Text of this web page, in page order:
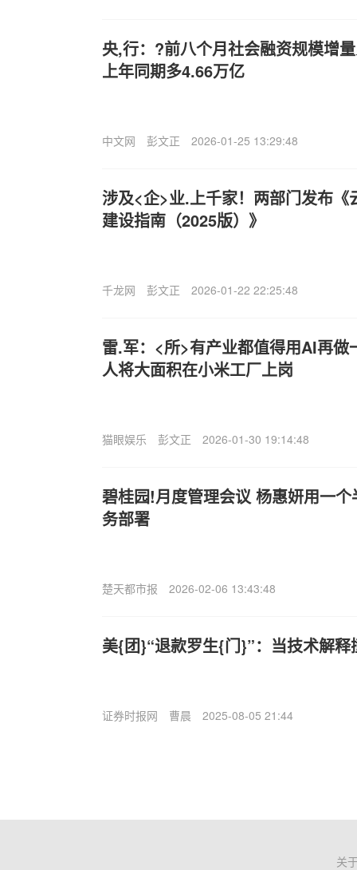
央,行：?前八个月社会融资规模增
上年同期多4.66万亿
中文网 彭文正 2026-01-25 13:29:48
涉及<企>业.上千家！两部门发布《
建设指南（2025版）》
千龙网 彭文正 2026-01-22 22:25:48
雷.军：<所>有产业都值得用AI再做
人将大面积在小米工厂上岗
猫眼娱乐 彭文正 2026-01-30 19:14:48
碧桂园!月度管理会议 杨惠妍用一
务部署
楚天都市报 2026-02-06 13:43:48
美{团}“退款罗生{门}”：当技术解释
证券时报网 曹晨 2025-08-05 21:44
关